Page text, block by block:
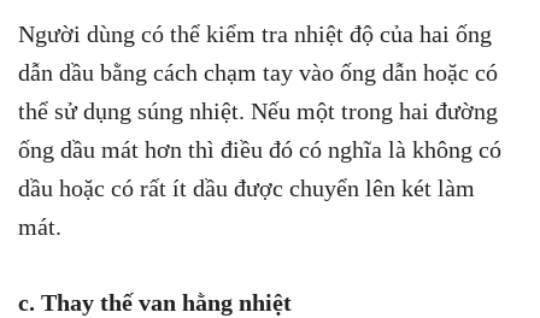
Người dùng có thể kiểm tra nhiệt độ của hai ống
dẫn dầu bằng cách chạm tay vào ống dẫn hoặc có
thể sử dụng súng nhiệt. Nếu một trong hai đường
ống dầu mát hơn thì điều đó có nghĩa là không có
dầu hoặc có rất ít dầu được chuyển lên két làm
mát.
c. Thay thế van hằng nhiệt